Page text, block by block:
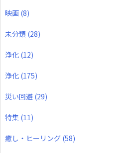
映画 (8)
未分類 (28)
浄化 (12)
浄化 (175)
災い回避 (29)
特集 (11)
癒し・ヒーリング (58)